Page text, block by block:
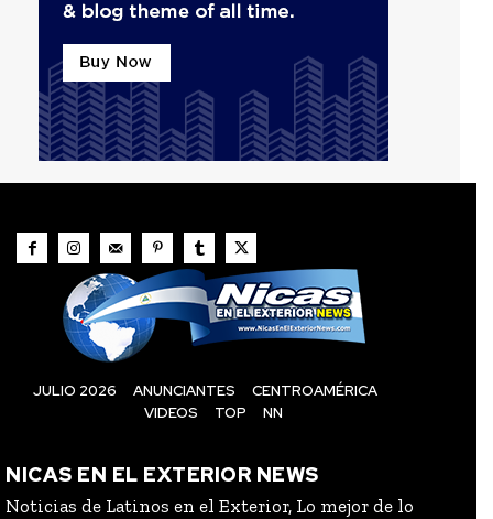
JULIO 2026 ANUNCIANTES
CENTROAMÉRICA
VIDEOS
TOP NN
NICAS EN EL EXTERIOR NEWS
Noticias de Latinos en el Exterior, Lo mejor de lo